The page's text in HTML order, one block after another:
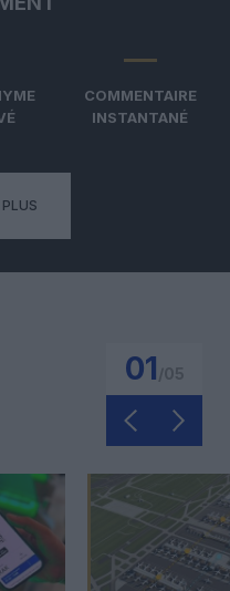
COMMENTAIRE
INSTANTANÉ
01